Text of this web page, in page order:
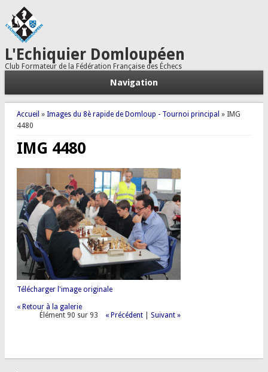
L'Echiquier Domloupéen
Club Formateur de la Fédération Française des Échecs
Navigation
Vous êtes ici
Accueil » Images du 8è rapide de Domloup - Tournoi principal » IMG
4480
IMG 4480
Télécharger l'image originale
« Retour à la galerie
Élément 90 sur 93
« Précédent |Suivant »